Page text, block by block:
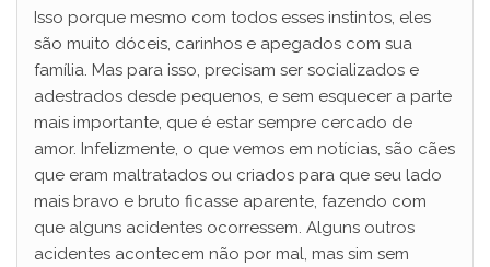
Isso porque mesmo com todos esses instintos, eles
são muito dóceis, carinhos e apegados com sua
família. Mas para isso, precisam ser socializados e
adestrados desde pequenos, e sem esquecer a parte
mais importante, que é estar sempre cercado de
amor. Infelizmente, o que vemos em notícias, são cães
que eram maltratados ou criados para que seu lado
mais bravo e bruto ficasse aparente, fazendo com
que alguns acidentes ocorressem. Alguns outros
acidentes acontecem não por mal, mas sim sem